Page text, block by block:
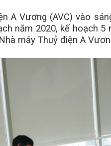
A Vương (AVC) vào
năm 2020, kế hoạch
máy Thuỷ điện A